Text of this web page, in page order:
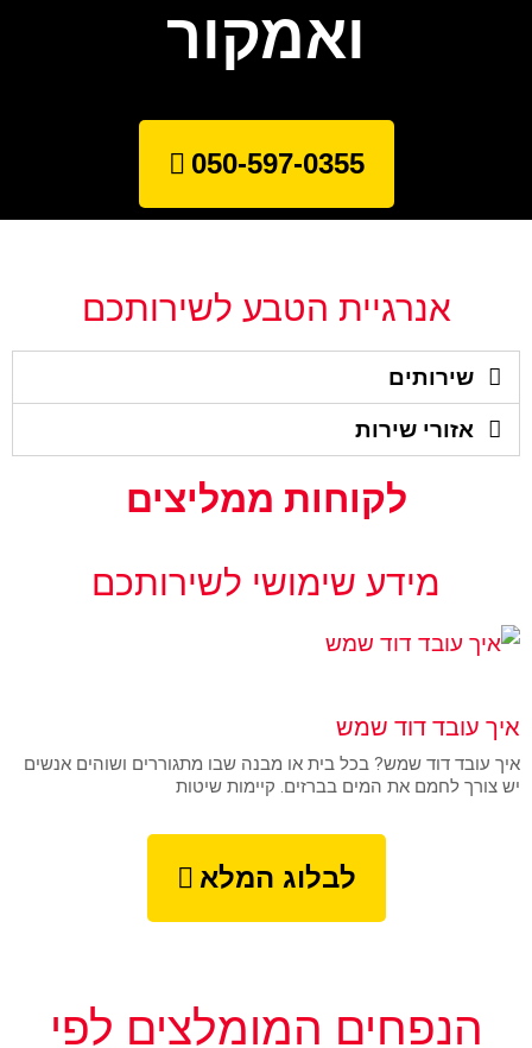
ואמקור
050-597-0355
אנרגיית הטבע לשירותכם
שירותים
אזורי שירות
לקוחות ממליצים
מידע שימושי לשירותכם
איך עובד דוד שמש
איך עובד דוד שמש? בכל בית או מבנה שבו מתגוררים ושוהים אנשים
יש צורך לחמם את המים בברזים. קיימות שיטות
לבלוג המלא
הנפחים המומלצים לפי